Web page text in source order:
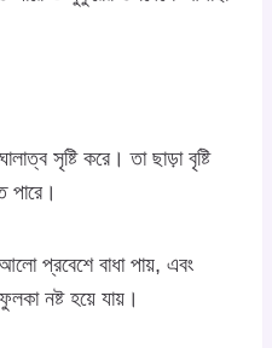
সৃষ্টি করে। তা ছাড়া বৃষ্টি
পারে।
প্রবেশে বাধা পায়, এবং
নষ্ট হয়ে যায়।